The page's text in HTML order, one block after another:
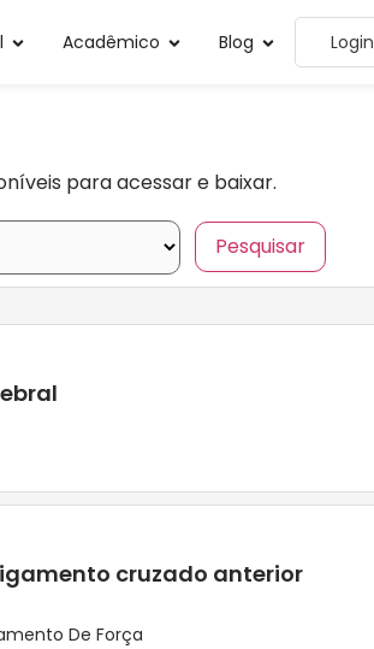
Acadêmico Blog Login
para acessar e baixar.
cruzado anterior
De Força